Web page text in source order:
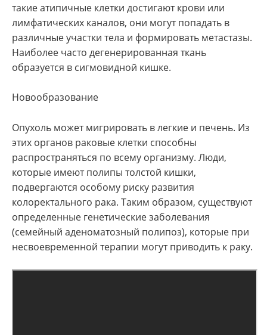
такие атипичные клетки достигают крови или
лимфатических каналов, они могут попадать в
различные участки тела и формировать метастазы.
Наиболее часто дегенерированная ткань
образуется в сигмовидной кишке.
Новообразование
Опухоль может мигрировать в легкие и печень. Из
этих органов раковые клетки способны
распространяться по всему организму. Люди,
которые имеют полипы толстой кишки,
подвергаются особому риску развития
колоректального рака. Таким образом, существуют
определенные генетические заболевания
(семейный аденоматозный полипоз), которые при
несвоевременной терапии могут приводить к раку.